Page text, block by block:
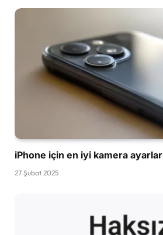
iPhone için en iyi kamera
27 Şubat 2025